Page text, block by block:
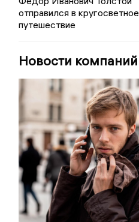
отправился в кругосветное
путешествие
Новости компаний